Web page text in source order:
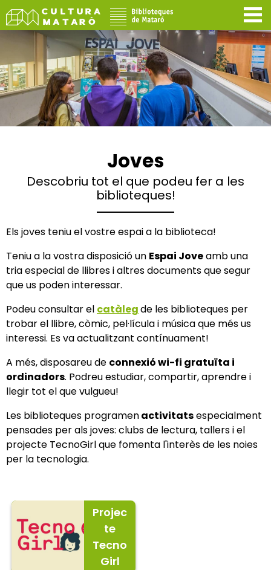
Joves
Descobriu tot el que podeu fer a les
biblioteques!
Els joves teniu el vostre espai a la biblioteca!
Teniu a la vostra disposició un Espai Joveamb una
tria especial de llibres i altres documents que segur
que us poden interessar.
Podeu consultar el catàlegde les biblioteques per
trobar el llibre, còmic, pel·lícula i música que més us
interessi. Es va actualitzant contínuament!
A més, disposareu de connexió wi-fi gratuïta i
ordinadors. Podreu estudiar, compartir, aprendre i
llegir tot el que vulgueu!
Les biblioteques programenactivitatsespecialment
pensades per als joves: clubs de lectura, tallers i el
projecte TecnoGirl que fomenta l'interès de les noies
per la tecnologia.
Projec
te
Tecno
Girl